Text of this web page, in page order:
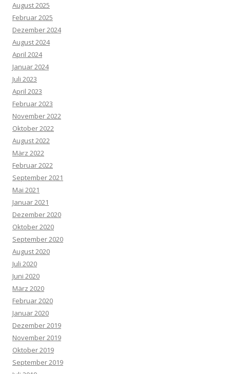
August 2025
Februar 2025
Dezember 2024
August 2024
April 2024
Januar 2024
Juli 2023
April 2023
Februar 2023
November 2022
Oktober 2022
August 2022
März 2022
Februar 2022
September 2021
Mai 2021
Januar 2021
Dezember 2020
Oktober 2020
September 2020
August 2020
Juli 2020
Juni 2020
März 2020
Februar 2020
Januar 2020
Dezember 2019
November 2019
Oktober 2019
September 2019